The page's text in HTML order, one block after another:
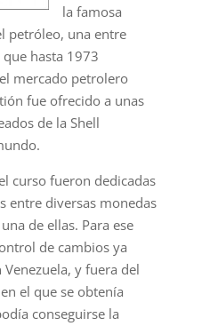
la famosa
petróleo, una entre
que hasta 1973
mercado petrolero
fue ofrecido a unas
de la Shell
curso fueron dedicadas
entre diversas monedas
de ellas. Para ese
de cambios ya
y fuera del
el que se obtenía
conseguirse la